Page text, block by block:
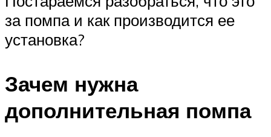
за помпа и как производится ее
установка?
Зачем нужна
дополнительная помпа